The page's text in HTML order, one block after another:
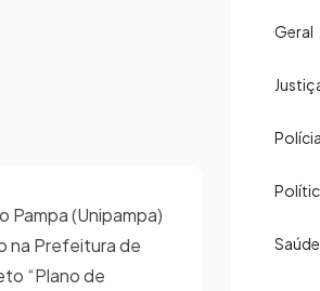
Pampa (Unipampa)
na Prefeitura de
“Plano de
Geral
Polícia
Saúde